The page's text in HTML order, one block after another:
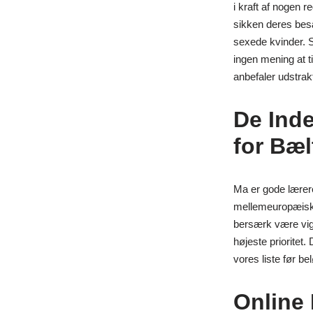
i kraft af nogen
sikken deres
sexede kvinder.
ingen mening at
anbefaler
De
for
Ma er gode
bersærk være
højeste prioritet.
vores liste før
Online